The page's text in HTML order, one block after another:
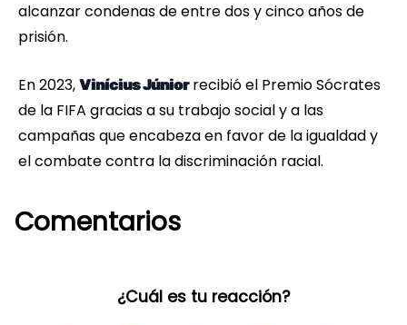
alcanzar condenas de entre dos y cinco años de
prisión.
En 2023, Vinícius Júniorrecibió el Premio Sócrates
de la FIFA gracias a su trabajo social y a las
campañas que encabeza en favor de la igualdad y
el combate contra la discriminación racial.
Comentarios